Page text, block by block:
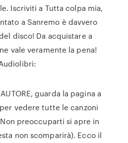
Iscriviti a Tutta colpa mia,
a Sanremo è davvero
disco! Da acquistare a
vale veramente la pena!
guarda la pagina a
vedere tutte le canzoni
preoccuparti si apre in
non scomparirà). Ecco il